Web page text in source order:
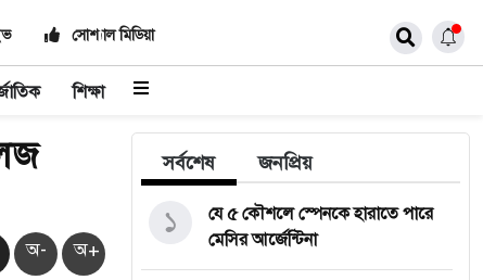
সোশ্যাল মিডিয়া
শিক্ষা
অ- অ+
সর্বশেষ জনপ্রিয়
যে ৫ কৌশলে স্পেনকে হারাতে পারে
মেসির আর্জেন্টিনা
১